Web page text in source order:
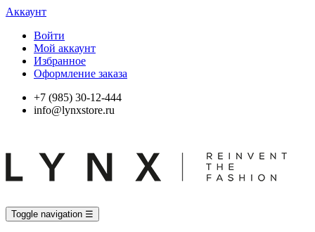
Аккаунт
Войти
Мой аккаунт
Избранное
Оформление заказа
+7 (985) 30-12-444
info@lynxstore.ru
Toggle navigation ☰